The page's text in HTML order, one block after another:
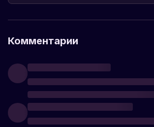
Комментарии